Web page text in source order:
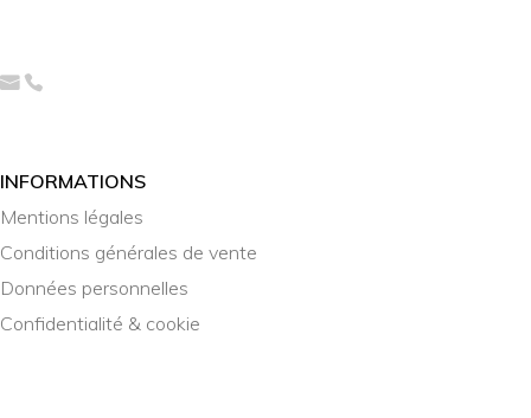
INFORMATIONS
Mentions légales
Conditions générales de vente
Données personnelles
Confidentialité & cookie